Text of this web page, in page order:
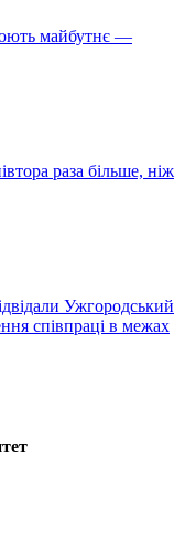
майбутнє —
раза більше, ніж
Ужгородський
співпраці в межах